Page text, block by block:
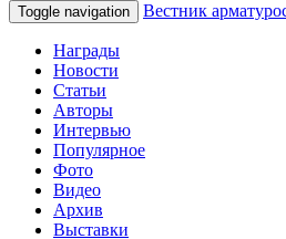
Toggle navigation Вестник
Награды
Новости
Статьи
Авторы
Интервью
Популярное
Фото
Видео
Архив
Выставки